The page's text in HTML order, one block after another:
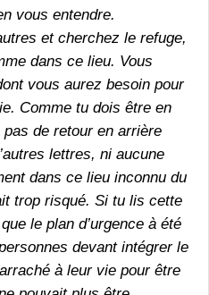
vous entendre.
et cherchez le refuge,
dans ce lieu. Vous
vous aurez besoin pour
Comme tu dois être en
de retour en arrière
lettres, ni aucune
dans ce lieu inconnu du
trop risqué. Si tu lis cette
le plan d’urgence à été
devant intégrer le
à leur vie pour être